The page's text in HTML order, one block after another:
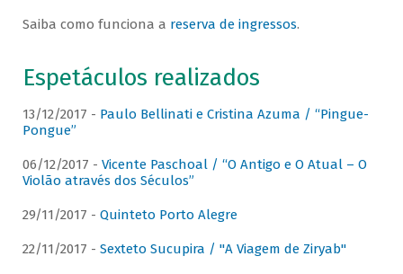
Saiba como funciona a reserva de ingressos.
Espetáculos realizados
13/12/2017 - Paulo Bellinati e Cristina Azuma / “Pingue-
Pongue”
06/12/2017 - Vicente Paschoal / “O Antigo e O Atual – O
Violão através dos Séculos”
29/11/2017 - Quinteto Porto Alegre
22/11/2017 - Sexteto Sucupira / "A Viagem de Ziryab"